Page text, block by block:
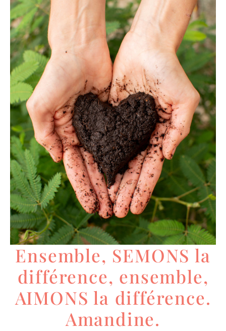
Ensemble, SEMONS la
différence, ensemble,
AIMONS la différence.
Amandine.